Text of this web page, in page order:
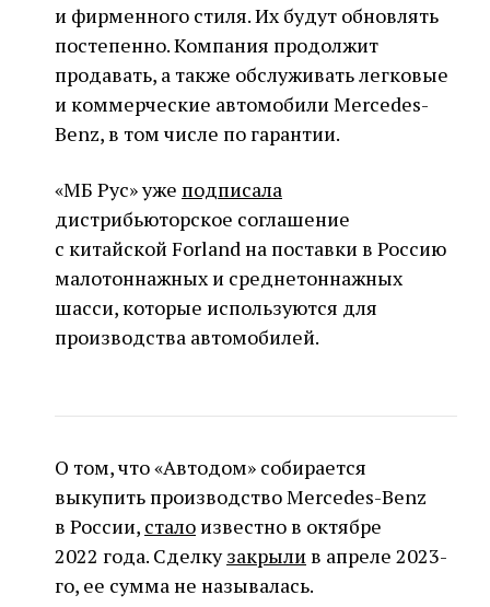
и фирменного стиля. Их будут обновлять
постепенно. Компания продолжит
продавать, а также обслуживать легковые
и коммерческие автомобили Mercedes-
Benz, в том числе по гарантии.
«МБ Рус» уже подписала
дистрибьюторское соглашение
с китайской Forland на поставки в Россию
малотоннажных и среднетоннажных
шасси, которые используются для
производства автомобилей.
О том, что «Автодом» собирается
выкупить производство Mercedes-Benz
в России, сталоизвестно в октябре
2022 года. Сделкузакрылив апреле 2023-
го, ее сумма не называлась.